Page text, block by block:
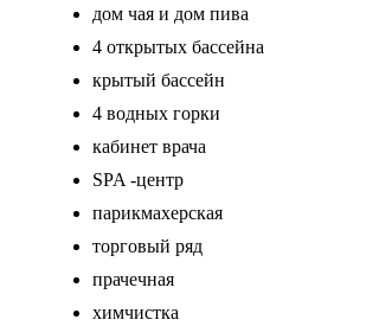
дом чая и дом пива
4 открытых бассейна
крытый бассейн
4 водных горки
кабинет врача
SPA -центр
парикмахерская
торговый ряд
прачечная
химчистка